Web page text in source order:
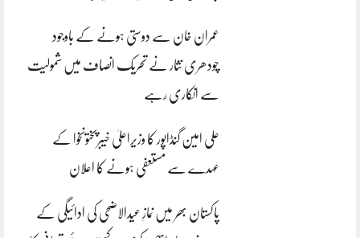
عمران خان سے دوستی ہونے کے باوجود
چودھری نثار نے تحریک انصاف میں شمولیت
سے انکاری رہے
علی امین گنڈاپور کا وزیراعلیٰ خیبرپختونخوا کے
عہدے سے مستعفی ہونے کا اعلان
پاکستان بھر میں نمازِ عیدالاضحی کی ادائیگی کے